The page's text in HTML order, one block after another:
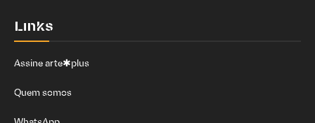
Links
Assine arte✱plus
Quem somos